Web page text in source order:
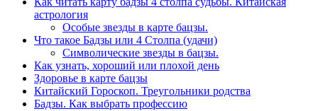
астрология
Особые звезды в карте бацзы.
Что такое Бадзы или 4 Столпа (удачи)
Символические звезды в бацзы.
Как узнать, хороший или плохой день
Здоровье в карте бацзы
Китайский Гороскоп. Треугольники родства
Бадзы. Как выбрать профессию